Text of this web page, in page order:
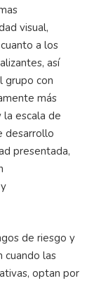
visual,
a los
así
grupo con
más
escala de
desarrollo
presentada,
de riesgo y
cuando las
optan por